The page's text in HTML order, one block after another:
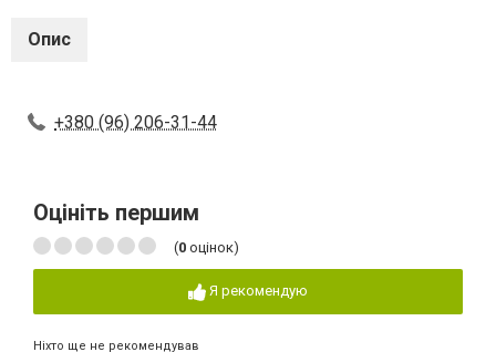
Опис
+380 (96) 206-31-44
Оцініть першим
(0 оцінок)
Я рекомендую
Ніхто ще не рекомендував